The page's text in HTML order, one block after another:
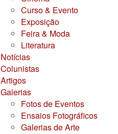
Curso & Evento
Exposição
Feira & Moda
Literatura
Notícias
Colunistas
Artigos
Galerias
Fotos de Eventos
Ensaios Fotográficos
Galerias de Arte